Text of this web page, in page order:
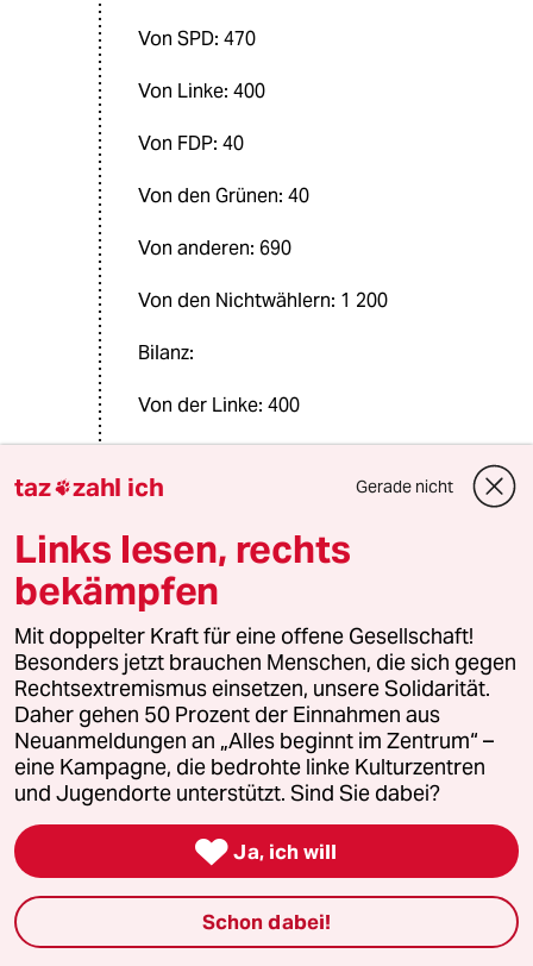
Von SPD: 470
Von Linke: 400
Von FDP: 40
Von den Grünen: 40
Von anderen: 690
Von den Nichtwählern: 1 200
Bilanz:
Von der Linke: 400
Wählerwanderung zur Linke:
Von SPD: 430
Von Grünen: 170
Von Union: 90
Von den Nichtwählern: 270
Bilanz: Den 400 T zu der AfD
gewechselten vormaligen Linke-
Wähler stehen insgesamt 1 960 T
Zugänge von anderen gegenüber.
Dem gestiegenen Wähleranteil der
AfD seit den Bundestagswahlen von
2009 um ça.12 % steht ein etwa
gleichgroßer Schwund der Union
gegenüber.
taz zahl ich Gerade nicht
Links lesen, rechts
bekämpfen
Mit doppelter Kraft für eine offene Gesellschaft!
Besonders jetzt brauchen Menschen, die sich gegen
Rechtsextremismus einsetzen, unsere Solidarität.
Daher gehen 50 Prozent der Einnahmen aus
Neuanmeldungen an „Alles beginnt im Zentrum“ –
eine Kampagne, die bedrohte linke Kulturzentren
und Jugendorte unterstützt. Sind Sie dabei?
 Ja, ich will
Schon dabei!